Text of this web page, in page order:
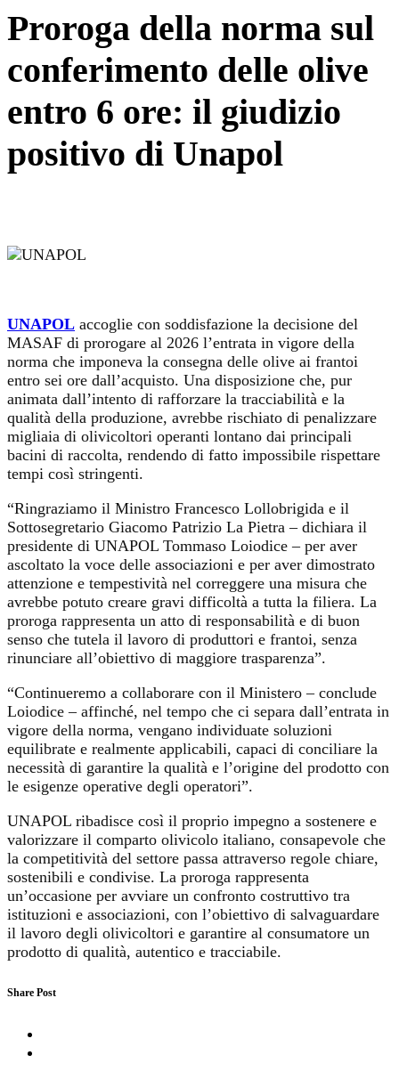
Proroga della norma sul
conferimento delle olive
entro 6 ore: il giudizio
positivo di Unapol
UNAPOL accoglie con soddisfazione la decisione del
MASAF di prorogare al 2026 l’entrata in vigore della
norma che imponeva la consegna delle olive ai frantoi
entro sei ore dall’acquisto. Una disposizione che, pur
animata dall’intento di rafforzare la tracciabilità e la
qualità della produzione, avrebbe rischiato di penalizzare
migliaia di olivicoltori operanti lontano dai principali
bacini di raccolta, rendendo di fatto impossibile rispettare
tempi così stringenti.
“Ringraziamo il Ministro Francesco Lollobrigida e il
Sottosegretario Giacomo Patrizio La Pietra – dichiara il
presidente di UNAPOL Tommaso Loiodice – per aver
ascoltato la voce delle associazioni e per aver dimostrato
attenzione e tempestività nel correggere una misura che
avrebbe potuto creare gravi difficoltà a tutta la filiera. La
proroga rappresenta un atto di responsabilità e di buon
senso che tutela il lavoro di produttori e frantoi, senza
rinunciare all’obiettivo di maggiore trasparenza”.
“Continueremo a collaborare con il Ministero – conclude
Loiodice – affinché, nel tempo che ci separa dall’entrata in
vigore della norma, vengano individuate soluzioni
equilibrate e realmente applicabili, capaci di conciliare la
necessità di garantire la qualità e l’origine del prodotto con
le esigenze operative degli operatori”.
UNAPOL ribadisce così il proprio impegno a sostenere e
valorizzare il comparto olivicolo italiano, consapevole che
la competitività del settore passa attraverso regole chiare,
sostenibili e condivise. La proroga rappresenta
un’occasione per avviare un confronto costruttivo tra
istituzioni e associazioni, con l’obiettivo di salvaguardare
il lavoro degli olivicoltori e garantire al consumatore un
prodotto di qualità, autentico e tracciabile.
Share Post